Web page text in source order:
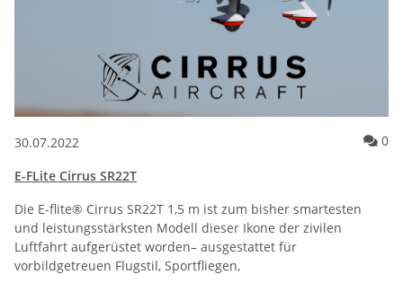
30.07.2022 0
E-FLite Cirrus SR22T
Die E-flite® Cirrus SR22T 1,5 m ist zum bisher smartesten
und leistungsstärksten Modell dieser Ikone der zivilen
Luftfahrt aufgerüstet worden– ausgestattet für
vorbildgetreuen Flugstil, Sportfliegen,